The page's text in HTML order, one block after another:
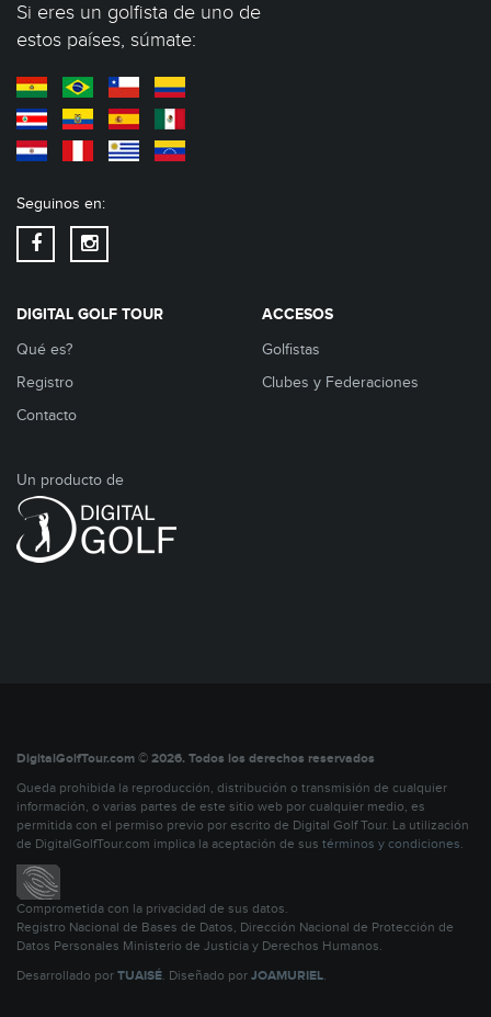
Si eres un golfista de uno de
estos países, súmate:
Seguinos en:
DIGITAL GOLF TOUR
Qué es?
Registro
Contacto
ACCESOS
Golfistas
Clubes y Federaciones
Un producto de
DigitalGolfTour.com © 2026. Todos los derechos reservados
Queda prohibida la reproducción, distribución o transmisión de cualquier
información, o varias partes de este sitio web por cualquier medio, es
permitida con el permiso previo por escrito de Digital Golf Tour. La utilización
de DigitalGolfTour.com implica la aceptación de sus términos y condiciones.
Comprometida con la privacidad de sus datos.
Registro Nacional de Bases de Datos, Dirección Nacional de Protección de
Datos Personales Ministerio de Justicia y Derechos Humanos.
Desarrollado por TUAISÉ. Diseñado por JOAMURIEL.